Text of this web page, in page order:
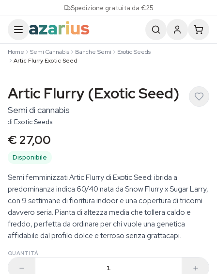
Spedizione gratuita da €25
Home Semi Cannabis Banche Semi
Exotic Seeds
Artic Flurry Exotic Seed
Artic Flurry (Exotic Seed)
Semi di cannabis
di Exotic Seeds
€ 27,00
Disponibile
Semi femminizzati Artic Flurry di Exotic Seed: ibrida a
predominanza indica 60/40 nata da Snow Flurry x Sugar Larry,
con 9 settimane di fioritura indoor e una copertura di tricomi
davvero seria. Pianta di altezza media che tollera caldo e
freddo, perfetta da ordinare per chi vuole una genetica
affidabile dal profilo dolce e terroso senza grattacapi.
QUANTITÀ